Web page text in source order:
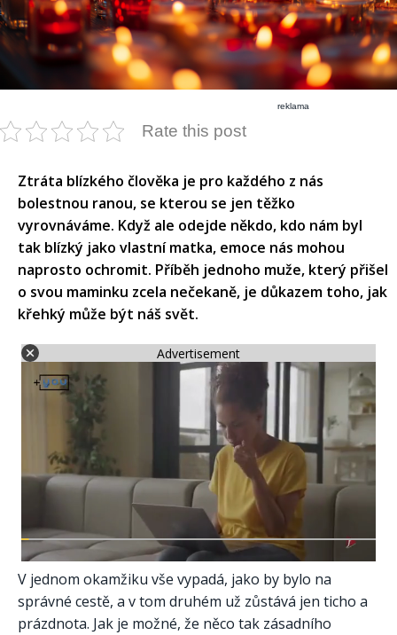
reklama
Rate this post
Ztráta blízkého člověka je pro každého z nás
bolestnou ranou, se kterou se jen těžko
vyrovnáváme. Když ale odejde někdo, kdo nám byl
tak blízký jako vlastní matka, emoce nás mohou
naprosto ochromit. Příběh jednoho muže, který přišel
o svou maminku zcela nečekaně, je důkazem toho, jak
křehký může být náš svět.
Advertisement
V jednom okamžiku vše vypadá, jako by bylo na
správné cestě, a v tom druhém už zůstává jen ticho a
prázdnota. Jak je možné, že něco tak zásadního